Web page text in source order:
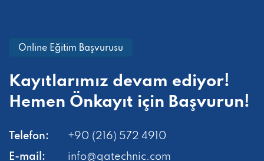
Online Eğitim Başvurusu
Kayıtlarımız devam ediyor!
Hemen Önkayıt için Başvurun!
Telefon:
+90 (216) 572 4910
E-mail:
info@qatechnic.com